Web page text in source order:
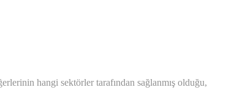
hangi sektörler tarafından sağlanmış olduğu,